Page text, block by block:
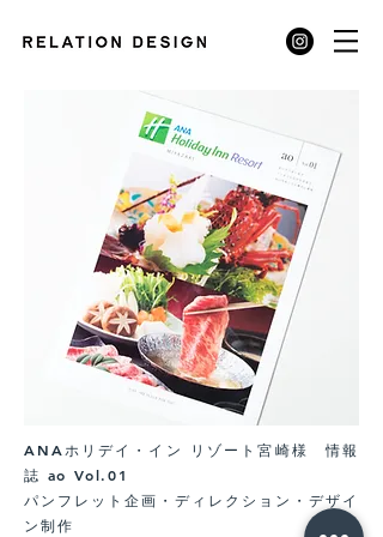
ANAホリデイ・イン リゾート宮崎様 情報
誌 ao Vol.01
パンフレット企画・ディレクション・デザイ
ン制作